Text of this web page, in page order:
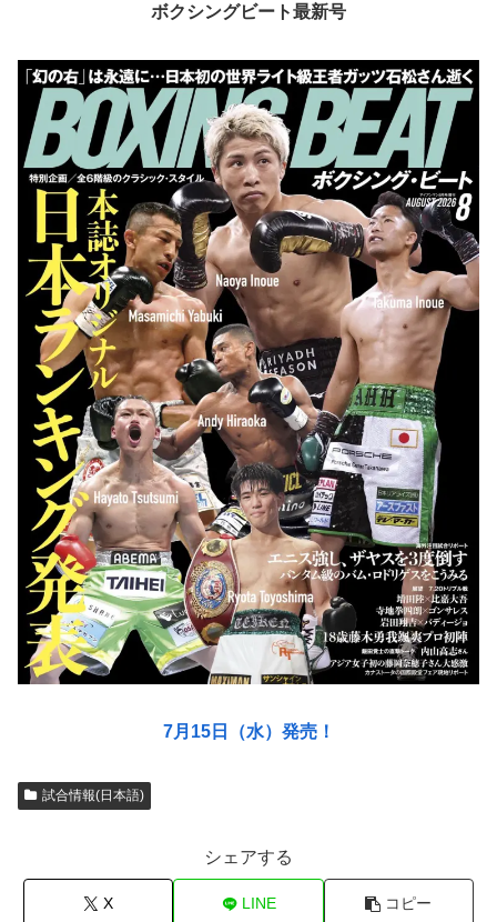
ボクシングビート最新号
7月15日（水）発売！
試合情報(日本語)
シェアする
X LINE コピー